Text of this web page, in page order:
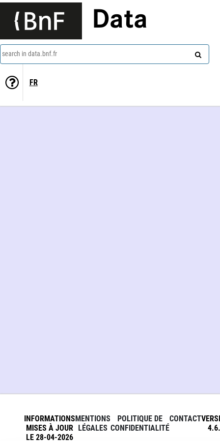
Data
search in data.bnf.fr
FR
INFORMATIONS
MISES À JOUR
LE 28-04-2026
MENTIONS
LÉGALES
POLITIQUE DE
CONFIDENTIALITÉ
CONTACT